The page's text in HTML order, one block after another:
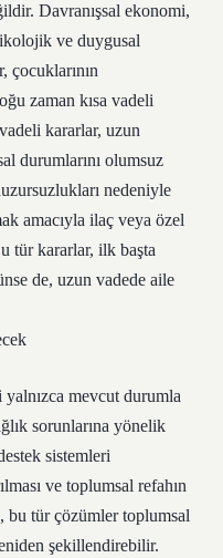
Davranışsal ekonomi,
ve duygusal
zaman kısa vadeli
kararlar, uzun
durumlarını olumsuz
nedeniyle
amacıyla ilaç veya özel
tür kararlar, ilk başta
de, uzun vadede aile
mevcut durumla
sorunlarına yönelik
sistemleri
ve toplumsal refahın
bu tür çözümler toplumsal
şekillendirebilir.